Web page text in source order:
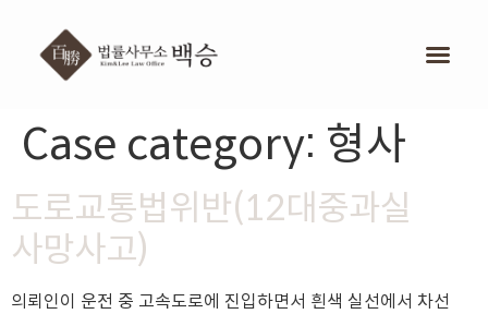
Case category: 형사
도로교통법위반(12대중과실
사망사고)
의뢰인이 운전 중 고속도로에 진입하면서 흰색 실선에서 차선